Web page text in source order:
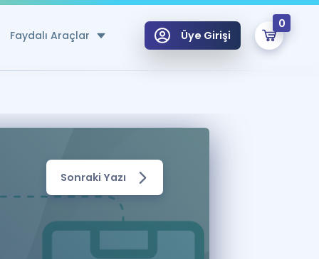
Faydalı Araçlar
Hesaplama Aracı
için Öneriler
Üye Girişi
0
Sepetin Şu An Boş.
Hoca ile seni sınava hazırlayacak onlarca eğitim seni bekliyor!
Sonraki Yazı